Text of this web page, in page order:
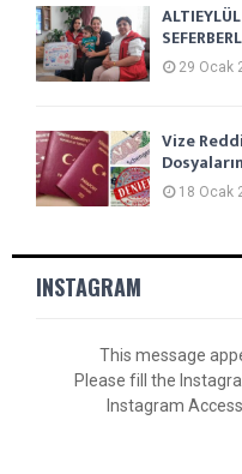
29 Ocak
Vize
18 Ocak
INSTAGRAM
This message
Please fill the
Instagram